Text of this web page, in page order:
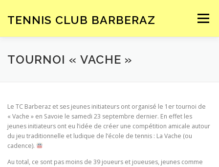
contenu
TENNIS CLUB BARBERAZ Menu
ACCUEIL LE CLUB ENSEIGNEMENT
SPONSORS
TOURNOI « VACHE »
Le TC Barberaz et ses jeunes initiateurs ont organisé le 1er tournoi de
« Vache » en Savoie le samedi 23 septembre dernier. En effet les
jeunes initiateurs ont eu l’idée de créer une compétition amicale autour
du jeu traditionnelle et ludique de l’école de tennis : La Vache (ou
cadence).
Au total, ce sont pas moins de 39 joueurs et joueuses, jeunes comme